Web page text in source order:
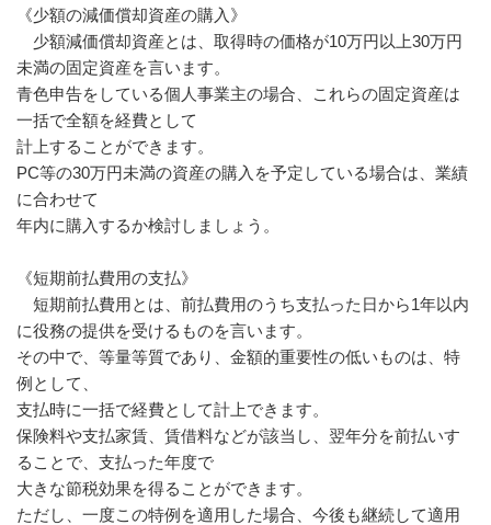
《少額の減価償却資産の購入》
少額減価償却資産とは、取得時の価格が10万円以上30万円
未満の固定資産を言います。
青色申告をしている個人事業主の場合、これらの固定資産は
一括で全額を経費として
計上することができます。
PC等の30万円未満の資産の購入を予定している場合は、業績
に合わせて
年内に購入するか検討しましょう。
《短期前払費用の支払》
短期前払費用とは、前払費用のうち支払った日から1年以内
に役務の提供を受けるものを言います。
その中で、等量等質であり、金額的重要性の低いものは、特
例として、
支払時に一括で経費として計上できます。
保険料や支払家賃、賃借料などが該当し、翌年分を前払いす
ることで、支払った年度で
大きな節税効果を得ることができます。
ただし、一度この特例を適用した場合、今後も継続して適用